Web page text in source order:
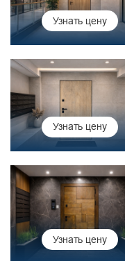
Узнать цену
Узнать цену
Узнать цену